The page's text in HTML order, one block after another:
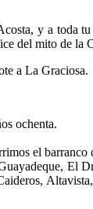
y a toda
del mito de
a La Graciosa.
ochenta.
el
El